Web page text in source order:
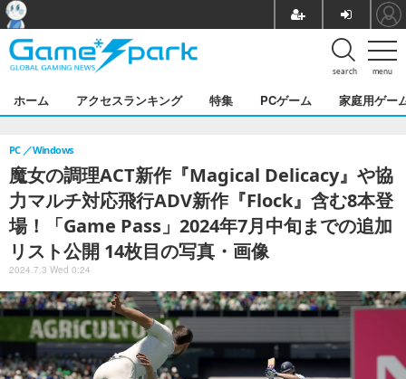
menu
search
ホーム アクセスランキング 特集 PCゲーム 家庭用ゲー
魔女の調理ACT新作『Magical Delicacy』や協
力マルチ対応飛行ADV新作『Flock』含む8本登
場！「Game Pass」2024年7月中旬までの追加
リスト公開 14枚目の写真・画像
PC Windows
2024.7.3 Wed 0:24